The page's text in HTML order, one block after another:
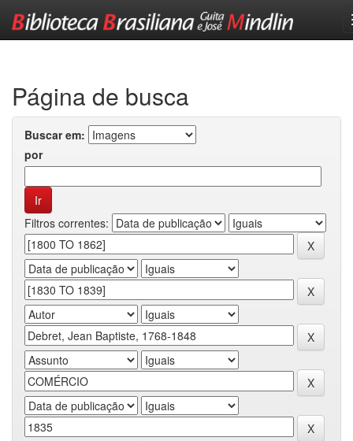
Página de busca
Buscar em:
por
Filtros correntes: